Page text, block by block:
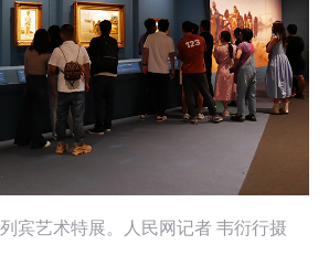
宾艺术特展。人民网记者 韦衍行摄